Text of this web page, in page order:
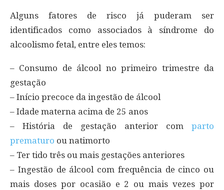
Alguns fatores de risco já puderam ser
identificados como associados à síndrome do
alcoolismo fetal, entre eles temos:
– Consumo de álcool no primeiro trimestre da
gestação
– Início precoce da ingestão de álcool
– Idade materna acima de 25 anos
– História de gestação anterior com parto
prematuro ou natimorto
– Ter tido três ou mais gestações anteriores
– Ingestão de álcool com frequência de cinco ou
mais doses por ocasião e 2 ou mais vezes por